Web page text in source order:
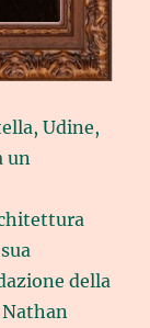
Udine,
un
della
Nathan